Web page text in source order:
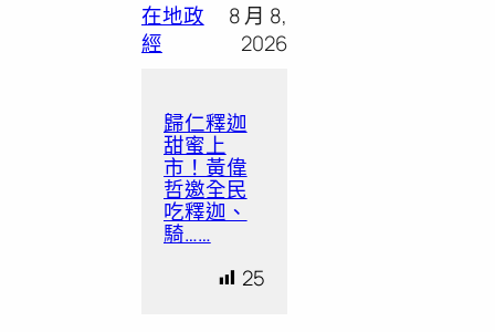
在地政
經
8 月 8,
2026
歸仁釋迦
甜蜜上
市！黃偉
哲邀全民
吃釋迦、
騎……
25